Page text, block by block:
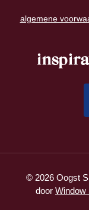
algemene
© 2026 Oogst
door Window